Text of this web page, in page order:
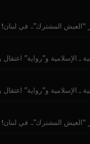
“العيش المشترك”.. في لبنان!
ـ الإسلامية و”رواية”
ـ الإسلامية و”رواية”
“العيش المشترك”.. في لبنان!